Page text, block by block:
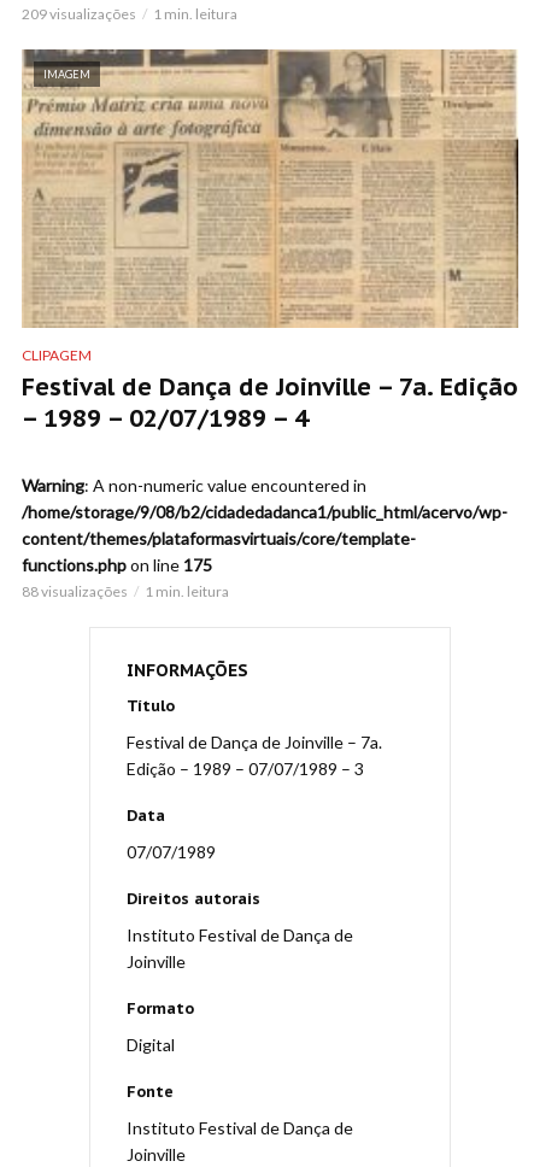
209 visualizações 1 min. leitura
IMAGEM
CLIPAGEM
Festival de Dança de Joinville – 7a. Edição
– 1989 – 02/07/1989 – 4
Warning: A non-numeric value encountered in
/home/storage/9/08/b2/cidadedadanca1/public_html/acervo/wp-
content/themes/plataformasvirtuais/core/template-
functions.phpon line 175
88 visualizações 1 min. leitura
INFORMAÇÕES
Título
Festival de Dança de Joinville – 7a.
Edição – 1989 – 07/07/1989 – 3
Data
07/07/1989
Direitos autorais
Instituto Festival de Dança de
Joinville
Formato
Digital
Fonte
Instituto Festival de Dança de
Joinville